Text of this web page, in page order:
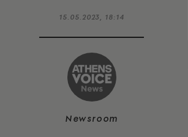
15.05.2023, 18:14
Newsroom